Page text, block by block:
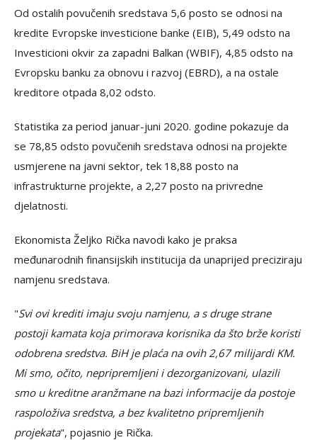
Od ostalih povučenih sredstava 5,6 posto se odnosi na
kredite Evropske investicione banke (EIB), 5,49 odsto na
Investicioni okvir za zapadni Balkan (WBIF), 4,85 odsto na
Evropsku banku za obnovu i razvoj (EBRD), a na ostale
kreditore otpada 8,02 odsto.
Statistika za period januar-juni 2020. godine pokazuje da
se 78,85 odsto povučenih sredstava odnosi na projekte
usmjerene na javni sektor, tek 18,88 posto na
infrastrukturne projekte, a 2,27 posto na privredne
djelatnosti.
Ekonomista Željko Rička navodi kako je praksa
međunarodnih finansijskih institucija da unaprijed preciziraju
namjenu sredstava.
"Svi ovi krediti imaju svoju namjenu, a s druge strane
postoji kamata koja primorava korisnika da što brže koristi
odobrena sredstva. BiH je plaća na ovih 2,67 milijardi KM.
Mi smo, očito, nepripremljeni i dezorganizovani, ulazili
smo u kreditne aranžmane na bazi informacije da postoje
raspoloživa sredstva, a bez kvalitetno pripremljenih
projekata", pojasnio je Rička.